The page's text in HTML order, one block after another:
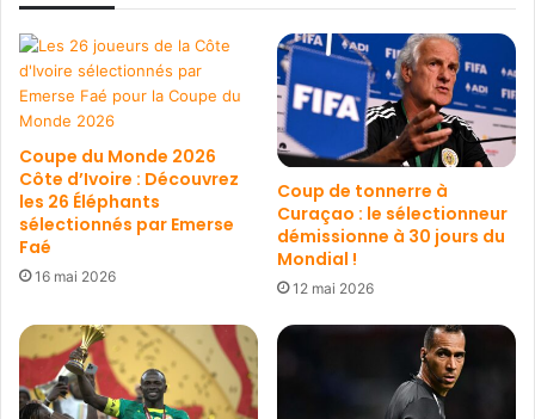
Coupe du Monde 2026
Côte d’Ivoire : Découvrez
les 26 Éléphants
sélectionnés par Emerse
Faé
16 mai 2026
Coup de tonnerre à
Curaçao : le sélectionneur
démissionne à 30 jours du
Mondial !
12 mai 2026